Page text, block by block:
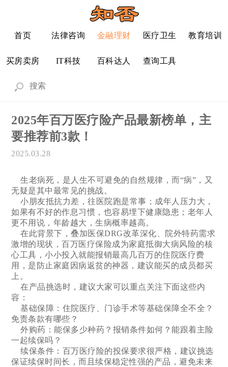
首页 法律咨询 金融理财 医疗卫生 教育培训
买房卖房 IT科技 百科达人 查询工具
2025年百万医疗险产品最新榜单，主
要推荐前3款！
2025.03.28
生老病死，是人生不可避免的自然规律，而“病”，又
无疑是其中最常见的挑战。
小朋友抵抗力差，往医院跑是常事；成年人压力大，
如果有不好的作息习惯，也容易埋下健康隐患；老年人
更不用说，年龄越大，生病概率越高。
在此背景下，叠加医保DRG改革深化、院外特药需求
激增的现状，百万医疗保险成为家庭抵御大病风险的核
心工具，小小投入就能报销最高几百万的住院医疗费
用，是防止家庭因病返贫的神器，建议能买的成员都买
上。
在产品挑选时，建议大家可以重点关注下面这些内
容：
基础保障：住院医疗、门诊手术等基础保障全不全？
免责条款有哪些？
外购药：能保多少种药？报销条件如何？能跟着主险
一起续保吗？
续保条件：百万医疗险的投保要求很严格，建议挑选
保证续保时间长，而且续保稳定性强的产品，避免未来